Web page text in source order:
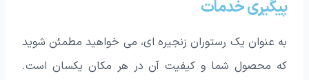
پیگیری خدمات
به عنوان یک رستوران زنجیره ای، می خواهید مطمئن شوید
که محصول شما و کیفیت آن در هر مکان یکسان است.